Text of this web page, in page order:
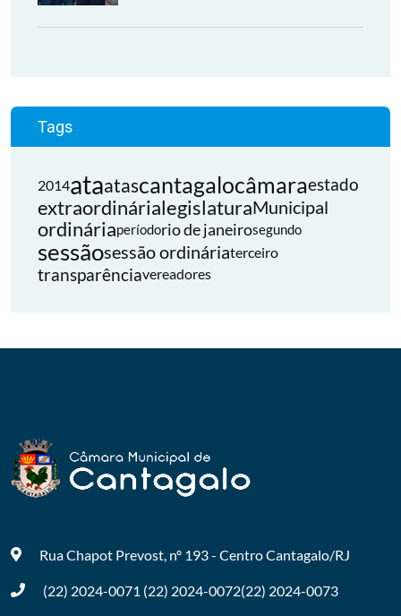
Tags
2014ataatascantagalocâmaraestado
extraordinárialegislaturaMunicipal
ordináriaperíodorio de janeirosegundo
sessãosessão ordináriaterceiro
transparênciavereadores
Rua Chapot Prevost, nº 193 - CentroCantagalo/RJ
(22) 2024-0071 (22) 2024-0072(22) 2024-0073